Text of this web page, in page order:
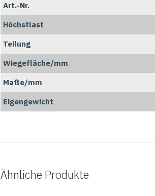
Art.-Nr.
Höchstlast
Teilung
Wiegefläche/mm
Maße/mm
Eigengewicht
Ähnliche Produkte